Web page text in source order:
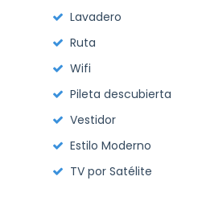
Lavadero
Ruta
Wifi
Pileta descubierta
Vestidor
Estilo Moderno
TV por Satélite